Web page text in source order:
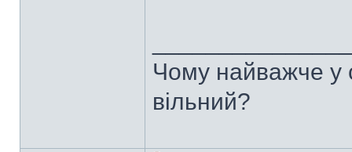
Чому найважче у
вільний?